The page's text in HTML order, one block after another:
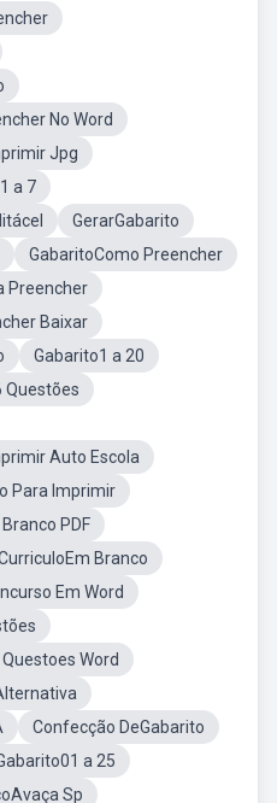
No Word
Jpg
a 7
GerarGabarito
GabaritoComo Preencher
Preencher
Baixar
Gabarito1 a 20
Questões
Auto Escola
Para Imprimir
PDF
Branco
Em Word
Word
Confecção DeGabarito
a 25
Sp